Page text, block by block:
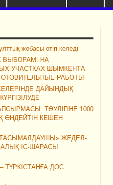
жобасы өтіп келеді
ВЫБОРАМ: НА
УЧАСТКАХ ШЫМКЕНТА
РАБОТЫ
ДАЙЫНДЫҚ
ТӘУЛІГІНЕ 1000
ӨҢДЕЙТІН КЕШЕН
ЖЕДЕЛ-
ІС-ШАРАСЫ
ТҮРКІСТАНҒА ДОС